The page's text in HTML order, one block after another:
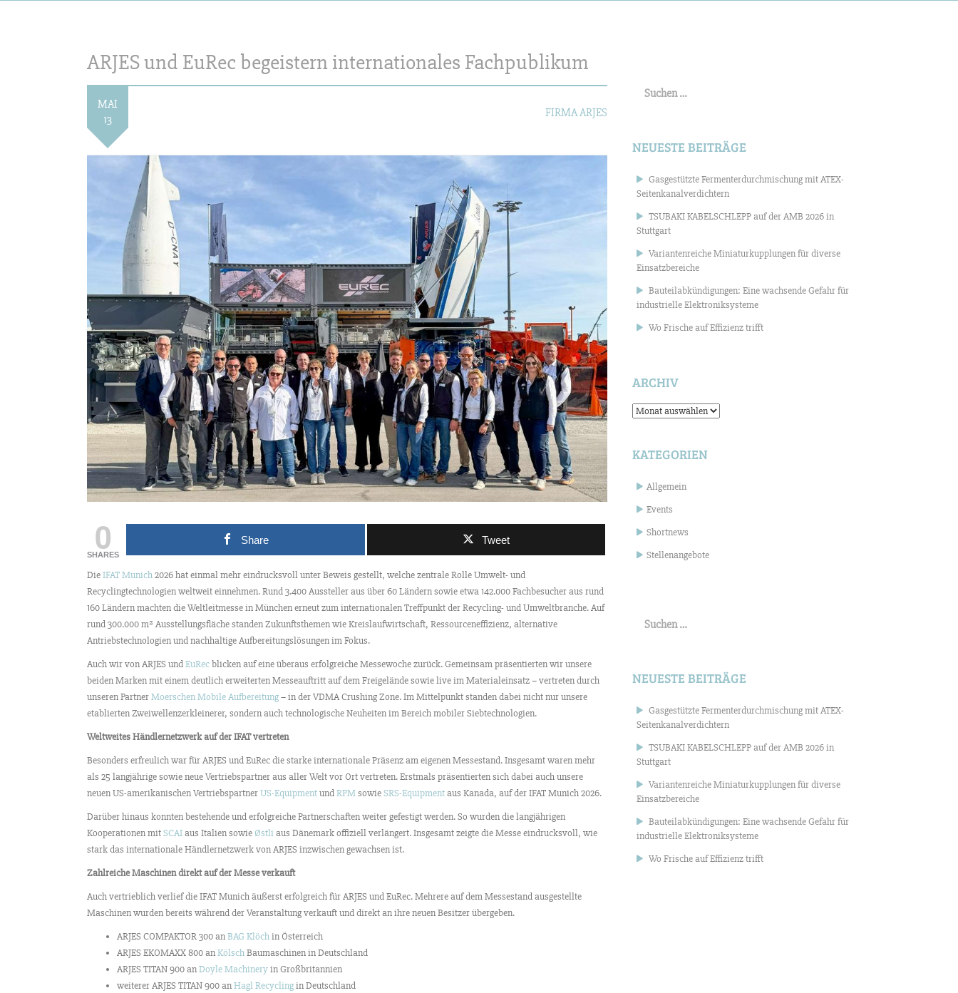
ARJES und EuRec begeistern internationales Fachpublikum
MAI
13
FIRMA ARJES
0
SHARES
Share Tweet
DieIFAT Munich2026 hat einmal mehr eindrucksvoll unter Beweis gestellt, welche zentrale Rolle Umwelt- und
Recyclingtechnologien weltweit einnehmen. Rund 3.400 Aussteller aus über 60 Ländern sowie etwa 142.000 Fachbesucher aus rund
160 Ländern machten die Weltleitmesse in München erneut zum internationalen Treffpunkt der Recycling- und Umweltbranche. Auf
rund 300.000 m² Ausstellungsfläche standen Zukunftsthemen wie Kreislaufwirtschaft, Ressourceneffizienz, alternative
Antriebstechnologien und nachhaltige Aufbereitungslösungen im Fokus.
Auch wir von ARJES undEuRecblicken auf eine überaus erfolgreiche Messewoche zurück. Gemeinsam präsentierten wir unsere
beiden Marken mit einem deutlich erweiterten Messeauftritt auf dem Freigelände sowie live im Materialeinsatz – vertreten durch
unseren PartnerMoerschen Mobile Aufbereitung– in der VDMA Crushing Zone. Im Mittelpunkt standen dabei nicht nur unsere
etablierten Zweiwellenzerkleinerer, sondern auch technologische Neuheiten im Bereich mobiler Siebtechnologien.
Weltweites Händlernetzwerk auf der IFAT vertreten
Besonders erfreulich war für ARJES und EuRec die starke internationale Präsenz am eigenen Messestand. Insgesamt waren mehr
als 25 langjährige sowie neue Vertriebspartner aus aller Welt vor Ort vertreten. Erstmals präsentierten sich dabei auch unsere
neuen US-amerikanischen VertriebspartnerUS-EquipmentundRPMsowieSRS-Equipmentaus Kanada, auf der IFAT Munich 2026.
Darüber hinaus konnten bestehende und erfolgreiche Partnerschaften weiter gefestigt werden. So wurden die langjährigen
Kooperationen mitSCAIaus Italien sowie Østliaus Dänemark offiziell verlängert. Insgesamt zeigte die Messe eindrucksvoll, wie
stark das internationale Händlernetzwerk von ARJES inzwischen gewachsen ist.
Zahlreiche Maschinen direkt auf der Messe verkauft
Auch vertrieblich verlief die IFAT Munich äußerst erfolgreich für ARJES und EuRec. Mehrere auf dem Messestand ausgestellte
Maschinen wurden bereits während der Veranstaltung verkauft und direkt an ihre neuen Besitzer übergeben.
ARJES COMPAKTOR 300 anBAG Klöchin Österreich
ARJES EKOMAXX 800 anKölschBaumaschinen in Deutschland
ARJES TITAN 900 anDoyle Machineryin Großbritannien
weiterer ARJES TITAN 900 anHagl Recyclingin Deutschland
nach:
NEUESTE BEITRÄGE
Gasgestützte Fermenterdurchmischung mit ATEX-
Seitenkanalverdichtern
TSUBAKI KABELSCHLEPP auf der AMB 2026 in
Stuttgart
Variantenreiche Miniaturkupplungen für diverse
Einsatzbereiche
Bauteilabkündigungen: Eine wachsende Gefahr für
industrielle Elektroniksysteme
Wo Frische auf Effizienz trifft
ARCHIV
Archiv
KATEGORIEN
Allgemein
Events
Shortnews
Stellenangebote
nach:
NEUESTE BEITRÄGE
Gasgestützte Fermenterdurchmischung mit ATEX-
Seitenkanalverdichtern
TSUBAKI KABELSCHLEPP auf der AMB 2026 in
Stuttgart
Variantenreiche Miniaturkupplungen für diverse
Einsatzbereiche
Bauteilabkündigungen: Eine wachsende Gefahr für
industrielle Elektroniksysteme
Wo Frische auf Effizienz trifft